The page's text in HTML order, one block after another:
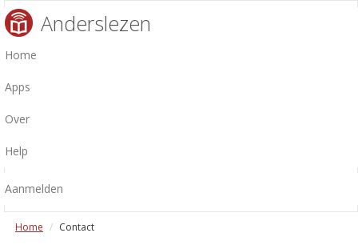
Anderslezen
Home
Apps
Over
Help
Aanmelden
Home Contact